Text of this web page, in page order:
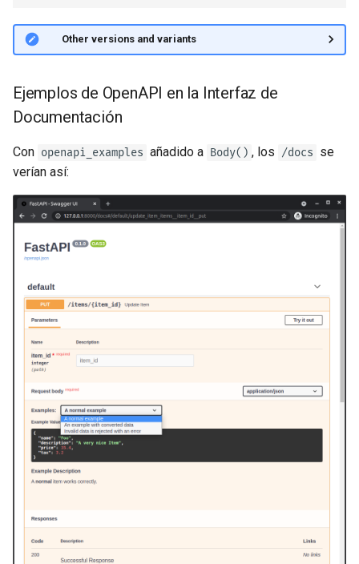
🤓 Other versions and variants
Ejemplos de OpenAPI en la Interfaz de
Documentación
Con openapi_examples añadido a Body() , los /docs se
verían así: